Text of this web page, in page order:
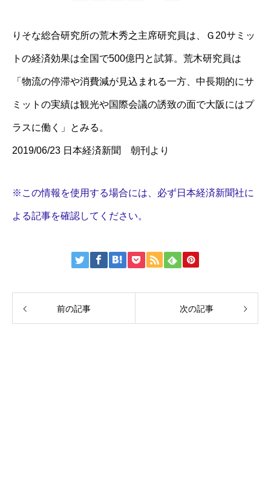
りそな総合研究所の荒木秀之主席研究員は、Ｇ20サミッ
トの経済効果は全国で500億円と試算。荒木研究員は
「物流の停滞や消費減が見込まれる一方、中長期的にサ
ミットの実績は観光や国際会議の誘致の面で大阪にはプ
ラスに働く」とみる。
2019/06/23 日本経済新聞 朝刊より
※この情報を使用する場合には、必ず日本経済新聞社に
よる記事を確認してください。
前の記事 次の記事